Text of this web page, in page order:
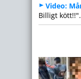
Video:
Billigt kött!!".